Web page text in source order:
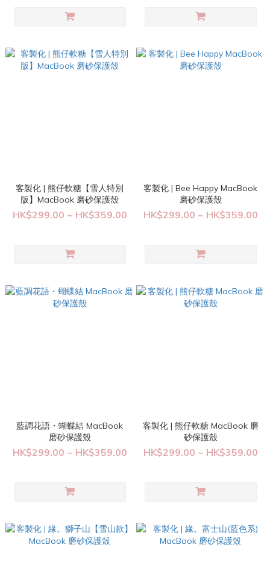
客製化 | 熊仔軟糖【雪人特別
版】MacBook 磨砂保護殼
HK$299.00 ~ HK$359.00
客製化 | Bee Happy MacBook
磨砂保護殼
HK$299.00 ~ HK$359.00
藍調花語・蝴蝶結 MacBook
磨砂保護殼
HK$299.00 ~ HK$359.00
客製化 | 熊仔軟糖 MacBook 磨
砂保護殼
HK$299.00 ~ HK$359.00